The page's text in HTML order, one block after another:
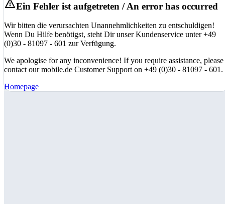
Ein Fehler ist aufgetreten / An error has occurred
Wir bitten die verursachten Unannehmlichkeiten zu entschuldigen!
Wenn Du Hilfe benötigst, steht Dir unser Kundenservice unter +49
(0)30 - 81097 - 601 zur Verfügung.
We apologise for any inconvenience! If you require assistance, please
contact our mobile.de Customer Support on +49 (0)30 - 81097 - 601.
Homepage